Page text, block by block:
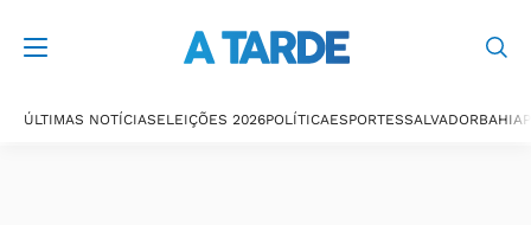
ÚLTIMAS NOTÍCIASELEIÇÕES 2026POLÍTICAESPORTESSALVADORBAHIA